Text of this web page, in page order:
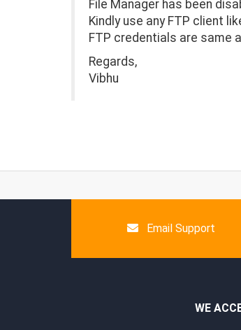
File Manager has been
Kindly use any FTP client
FTP credentials are same
Regards,
Vibhu
Email Support
WE